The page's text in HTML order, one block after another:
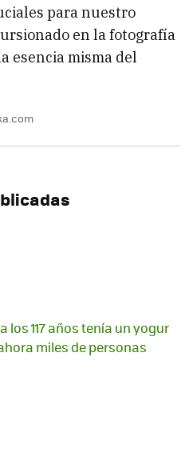
para nuestro
en la fotografía
esencia misma del
los 117 años tenía un yogur
miles de personas